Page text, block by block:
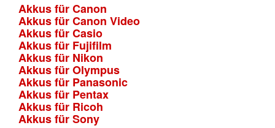
Akkus für Canon
Akkus für Canon Video
Akkus für Casio
Akkus für Fujifilm
Akkus für Nikon
Akkus für Olympus
Akkus für Panasonic
Akkus für Pentax
Akkus für Ricoh
Akkus für Sony